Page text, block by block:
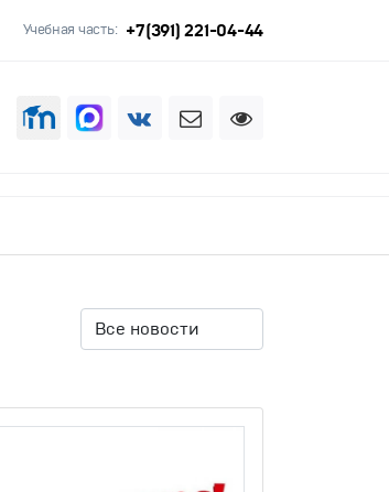
Учебная часть: +7(391) 221-04-44